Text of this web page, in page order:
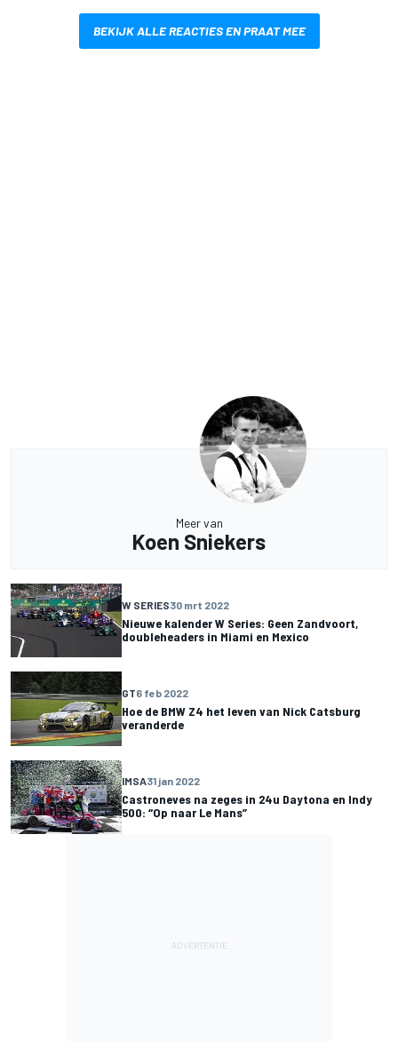
BEKIJK ALLE REACTIES EN PRAAT MEE
Meer van
Koen Sniekers
W SERIES30 mrt 2022
Nieuwe kalender W Series: Geen Zandvoort,
doubleheaders in Miami en Mexico
GT6 feb 2022
Hoe de BMW Z4 het leven van Nick Catsburg
veranderde
IMSA31 jan 2022
Castroneves na zeges in 24u Daytona en Indy
500: “Op naar Le Mans”